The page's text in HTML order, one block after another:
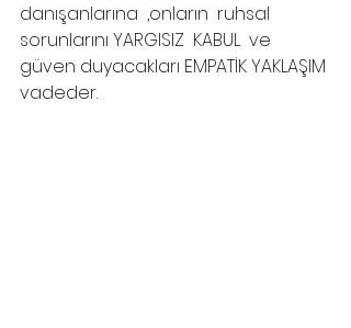
danışanlarına  ,onların  ruhsal
sorunlarını YARGISIZ  KABUL  ve
güven duyacakları EMPATİK YAKLAŞIM
vadeder.